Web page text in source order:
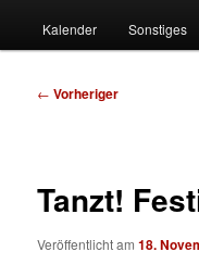
Kalender Sonstiges
Beitragsnavigation
← Vorheriger
Tanzt!
Veröffentlicht am18.